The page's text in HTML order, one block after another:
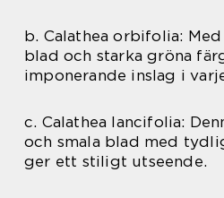
b. Calathea orbifolia:
blad och starka gröna
imponerande inslag i
c. Calathea lancifolia:
och smala blad med
ger ett stiligt utseende.